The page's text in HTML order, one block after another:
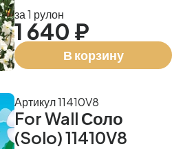
за 1 рулон
1 640 ₽
В корзину
For Wall Соло
(Solo) 11410V8
Артикул 11410V8